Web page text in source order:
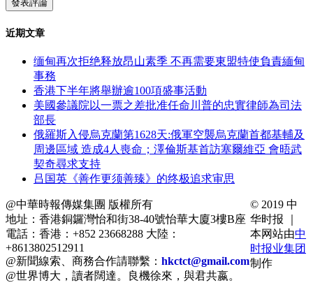
近期文章
缅甸再次拒绝释放昂山素季 不再需要東盟特使負責緬甸
事務
香港下半年將舉辦逾100項盛事活動
美國參議院以一票之差批准任命川普的忠實律師為司法
部長
俄羅斯入侵烏克蘭第1628天:俄軍空襲烏克蘭首都基輔及
周邊區域 造成4人喪命；澤倫斯基首訪塞爾維亞 會晤武
契奇尋求支持
吕国英《善作更须善臻》的终极追求审思
@中華時報傳媒集團 版權所有
地址：香港銅鑼灣怡和街38-40號怡華大廈3樓B座
電話：香港：+852 23668288 大陸：
+8613802512911
@新聞線索、商務合作請聯繫： hkctct@gmail.com
@世界博大，讀者闊達。良機徐來，與君共嬴。
© 2019 中
华时报 ｜
本网站由中
时报业集团
制作